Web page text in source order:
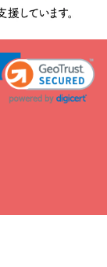
出産祝いお役立ち情
ナー総まとめ
職
いの花 選び方ガイ
減 / SDGsを考える